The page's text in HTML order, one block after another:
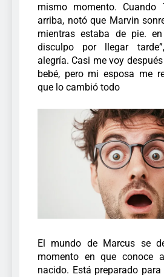
mismo momento. Cuando
arriba, notó que Marvin
mientras estaba de pie.
disculpo por llegar
alegría. Casi me voy
bebé, pero mi esposa me
que lo cambió todo
El mundo de Marcus se
momento en que conoce
nacido. Está preparado